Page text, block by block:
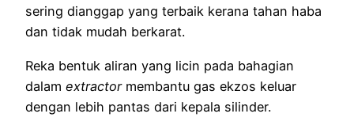
sering dianggap yang terbaik kerana tahan haba
dan tidak mudah berkarat.
Reka bentuk aliran yang licin pada bahagian
dalam extractormembantu gas ekzos keluar
dengan lebih pantas dari kepala silinder.